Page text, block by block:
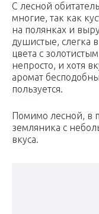
С лесной
многие, так как
на полянках и
душистые, слегка
цвета с
непросто, и хотя
аромат
пользуется.
Помимо лесной, в
земляника с
вкуса.